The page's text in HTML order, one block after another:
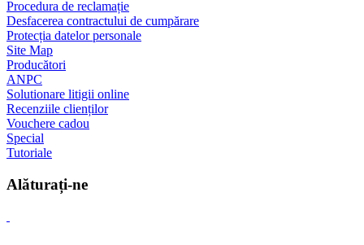
Procedura de reclamație
Desfacerea contractului de cumpărare
Protecția datelor personale
Site Map
Producători
ANPC
Solutionare litigii online
Recenziile clienților
Vouchere cadou
Special
Tutoriale
Alăturați-ne